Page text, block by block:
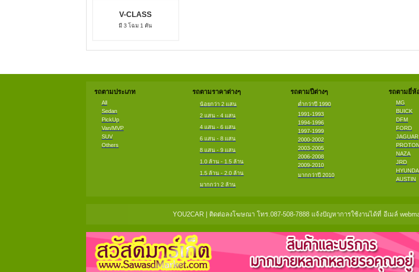
V-CLASS
มี 3 โฉม 1 คัน
รถตามประเภท
All
Sedan
PickUp
Van/MVP
SUV
Others
รถตามราคาต่างๆ
น้อยกว่า 2 แสน
2 แสน - 4 แสน
4 แสน - 6 แสน
6 แสน - 8 แสน
8 แสน - 9 แสน
1.0 ล้าน - 1.5 ล้าน
1.5 ล้าน - 2.0 ล้าน
มากกว่า 2 ล้าน
รถตามปีต่างๆ
ต่ำกว่าปี 1990
1991-1993
1994-1996
1997-1999
2000-2002
2003-2005
2006-2008
2009-2010
มากกว่าปี 2010
รถตามยี่ห้
MG
BUICK
DFM
FORD
JAGUAR
PROTON
NAZA
JRD
AUSTIN
YOU2CAR | ติดต่อลงโฆษณา โทร.087-508-7888 แจ้งปัญหาการใช้งานได้ที่ อีเมล์